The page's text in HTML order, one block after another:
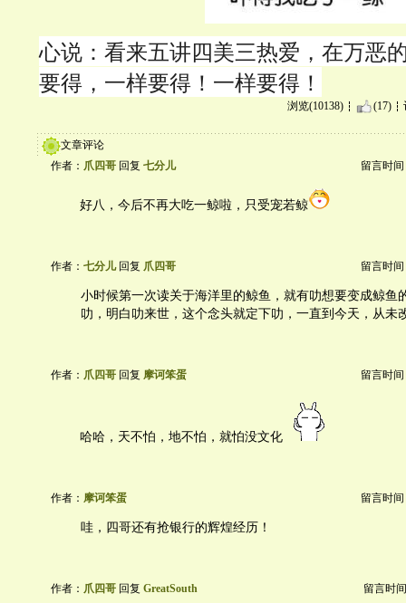
心说：看来五讲四美三热爱，在万恶
要得，一样要得！一样要得！
浏览(10138) (17)
文章评论
作者： 爪四哥 回复 七分儿 留言时间
好八，今后不再大吃一鲸啦，只受宠若鲸
作者： 七分儿回复 爪四哥 留言时间
小时候第一次读关于海洋里的鲸鱼，就有叻想要变成鲸鱼
叻，明白叻来世，这个念头就定下叻，一直到今天，从未
作者： 爪四哥 回复 摩诃笨蛋 留言时间
哈哈，天不怕，地不怕，就怕没文化
作者： 摩诃笨蛋 留言时间
哇，四哥还有抢银行的辉煌经历！
作者： 爪四哥 回复 GreatSouth 留言时